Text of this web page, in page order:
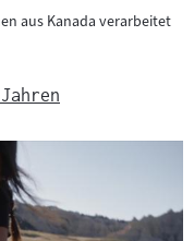
aus Kanada verarbeitet